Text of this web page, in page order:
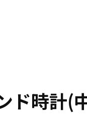
時計(